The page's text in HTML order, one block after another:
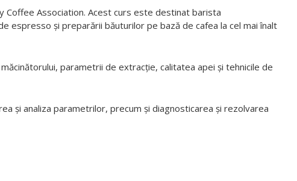
Coffee Association. Acest curs este destinat barista
espresso și preparării băuturilor pe bază de cafea la cel mai înalt
parametrii de extracție, calitatea apei și tehnicile de
și analiza parametrilor, precum și diagnosticarea și rezolvarea